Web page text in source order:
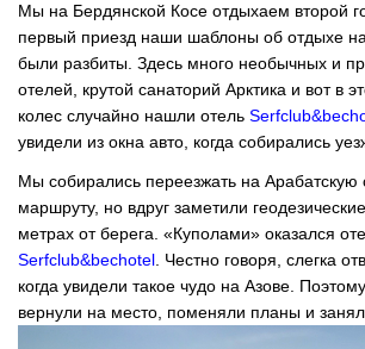
Мы на Бердянской Косе отдыхаем второй
первый приезд наши шаблоны об отдыхе
были разбиты. Здесь много необычных и
отелей, крутой санаторий Арктика и вот в
колес случайно нашли отель
увидели из окна авто, когда собирались
Мы собирались переезжать на Арабатскую
маршруту, но вдруг заметили
метрах от берега. «Куполами» оказался
Serfclub&bechotel. Честно говоря, слегка
когда увидели такое чудо на Азове.
вернули на место, поменяли планы и